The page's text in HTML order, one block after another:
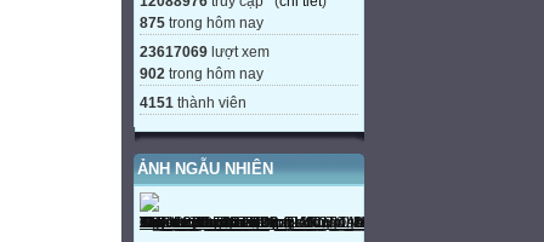
875 trong hôm nay
23617069 lượt xem
902 trong hôm nay
4151 thành viên
ẢNH NGẪU NHIÊN